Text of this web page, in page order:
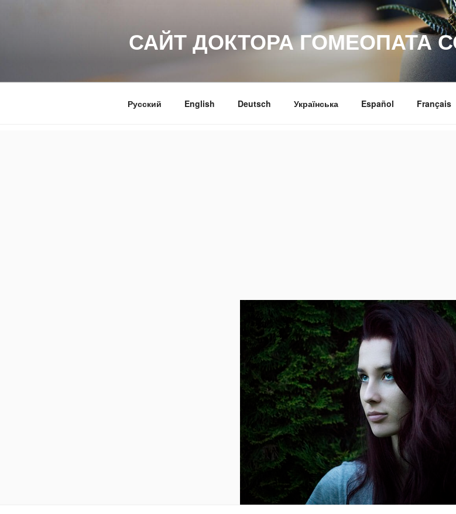
САЙТ ДОКТОРА ГОМЕОПАТА
Русский English Deutsch Українська Español Français